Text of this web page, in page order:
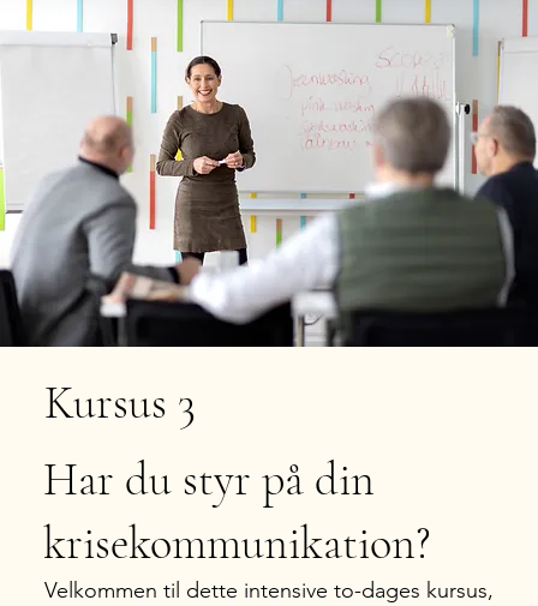
Kursus 3
Har du styr på din
krisekommunikation?
Velkommen til dette intensive to-dages kursus,